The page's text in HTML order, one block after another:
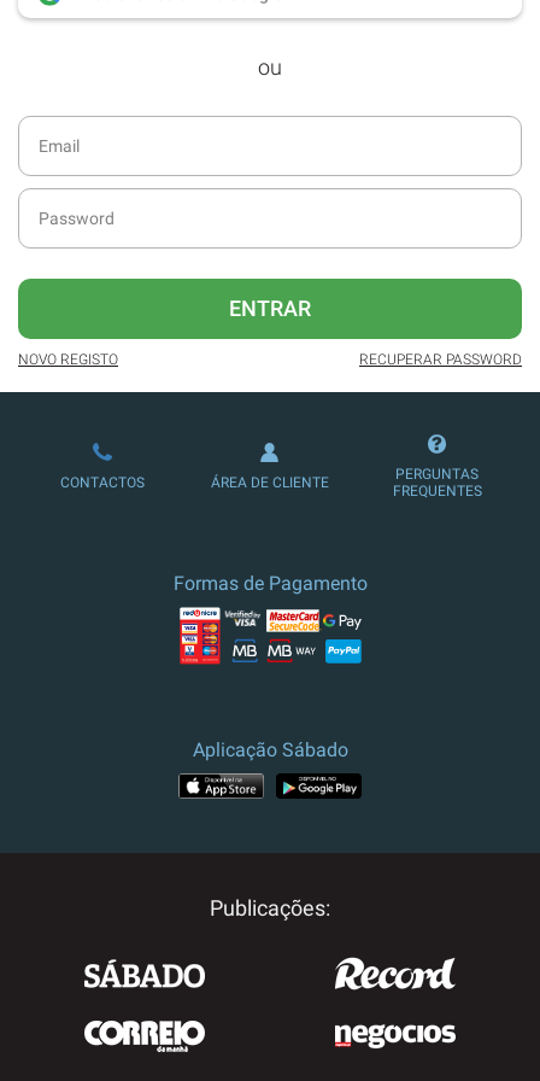
desde dezembro de 2016.
Acesso ao formato digital da SÁBADO
SÁBADO.
diário da atualidade.
publicidade reduzida e não invasiva
no site.
Possibilidade de ler e/ou ouvir artigos.
Ofertas e descontos em produtos,
serviços, eventos desportivos e
ou
ENTRAR
NOVO REGISTO RECUPERAR PASSWORD
CONTACTOS ÁREA DE CLIENTE
PERGUNTAS
FREQUENTES
Formas de Pagamento
Aplicação Sábado
Publicações: